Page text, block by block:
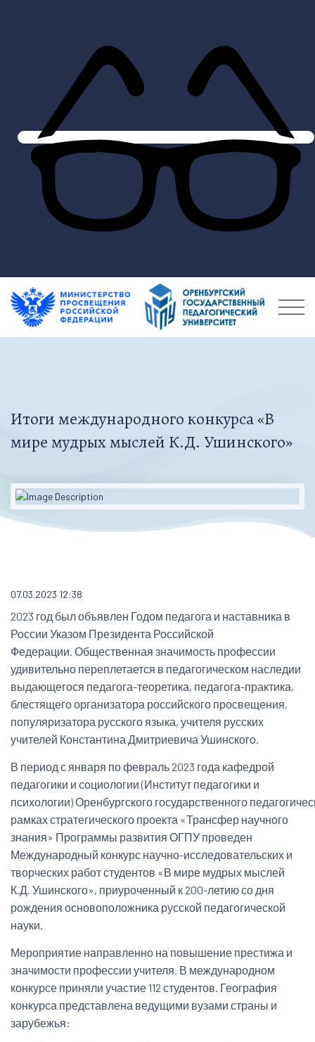
Итоги международного конкурса «В
мире мудрых мыслей К.Д. Ушинского»
07.03.2023 12:38
2023 год был объявлен Годом педагога и наставника в
России Указом Президента Российской
Федерации. Общественная значимость профессии
удивительно переплетается в педагогическом наследии
выдающегося педагога-теоретика, педагога-практика,
блестящего организатора российского просвещения,
популяризатора русского языка, учителя русских
учителей Константина Дмитриевича Ушинского.
В период с января по февраль 2023 года кафедрой
педагогики и социологии (Институт педагогики и
психологии) Оренбургского государственного
рамках стратегического проекта «Трансфер научного
знания» Программы развития ОГПУ проведен
Международный конкурс научно-исследовательских и
творческих работ студентов «В мире мудрых мыслей
К.Д. Ушинского», приуроченный к 200-летию со дня
рождения основоположника русской педагогической
науки.
Мероприятие направленно на повышение престижа и
значимости профессии учителя. В международном
конкурсе приняли участие 112 студентов. География
конкурса представлена ведущими вузами страны и
зарубежья: